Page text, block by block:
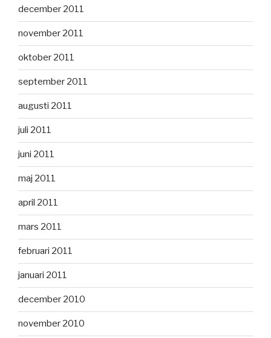
december 2011
november 2011
oktober 2011
september 2011
augusti 2011
juli 2011
juni 2011
maj 2011
april 2011
mars 2011
februari 2011
januari 2011
december 2010
november 2010